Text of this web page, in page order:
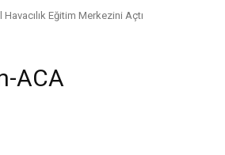
Eğitim Merkezini Açtı
ACA